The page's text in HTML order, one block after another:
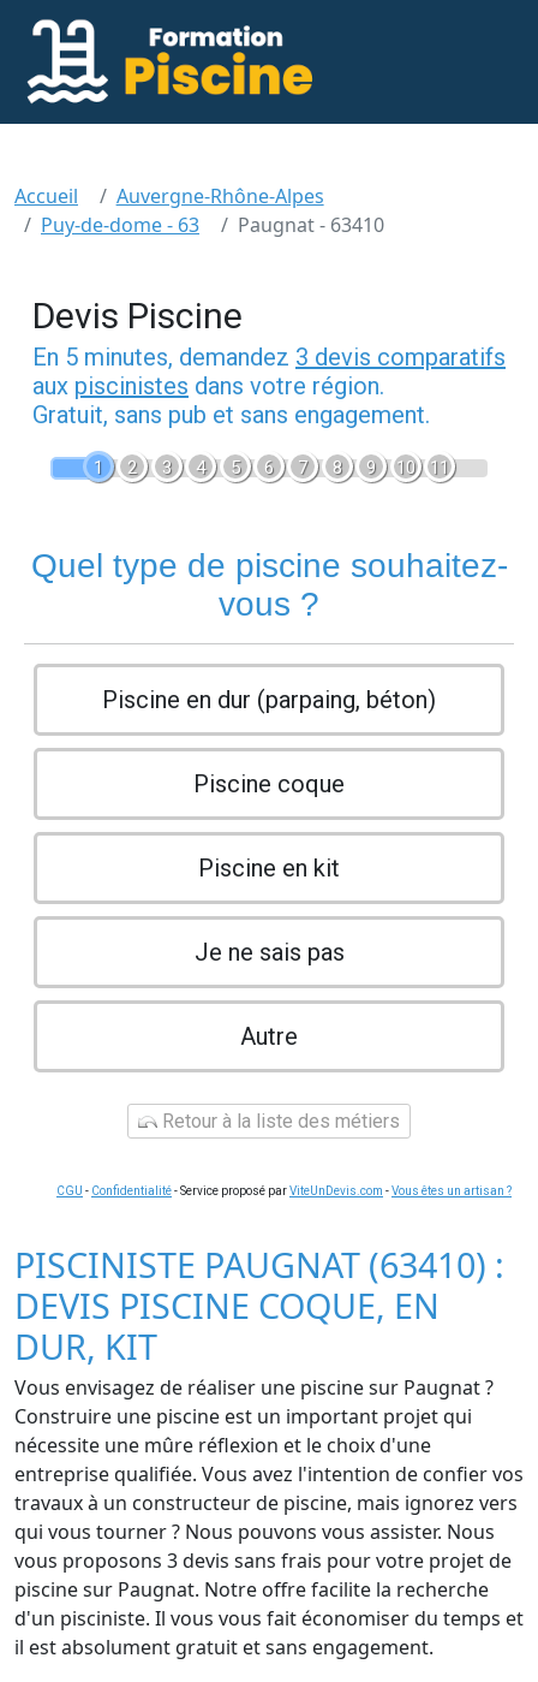
Accueil
Auvergne-Rhône-Alpes
Puy-de-dome - 63
Paugnat - 63410
Devis Piscine
En 5 minutes, demandez 3 devis comparatifs
aux piscinistes dans votre région.
Gratuit, sans pub et sans engagement.
1 2 3 4 5 6 7 8 9 10 11
Quel type de piscine souhaitez-
vous ?
Piscine en dur (parpaing, béton)
Piscine coque
Piscine en kit
Je ne sais pas
Autre
Retour à la liste des métiers
CGU - Confidentialité- Service proposé parViteUnDevis.com -Vous êtes un artisan ?
PISCINISTE PAUGNAT (63410) :
DEVIS PISCINE COQUE, EN
DUR, KIT
Vous envisagez de réaliser une piscine sur Paugnat ?
Construire une piscine est un important projet qui
nécessite une mûre réflexion et le choix d'une
entreprise qualifiée. Vous avez l'intention de confier vos
travaux à un constructeur de piscine, mais ignorez vers
qui vous tourner ? Nous pouvons vous assister. Nous
vous proposons 3 devis sans frais pour votre projet de
piscine sur Paugnat. Notre offre facilite la recherche
d'un pisciniste. Il vous vous fait économiser du temps et
il est absolument gratuit et sans engagement.